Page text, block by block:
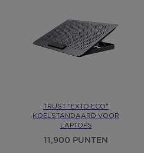
TRUST "EXTO ECO"
KOELSTANDAARD VOOR
LAPTOPS
11,900 PUNTEN